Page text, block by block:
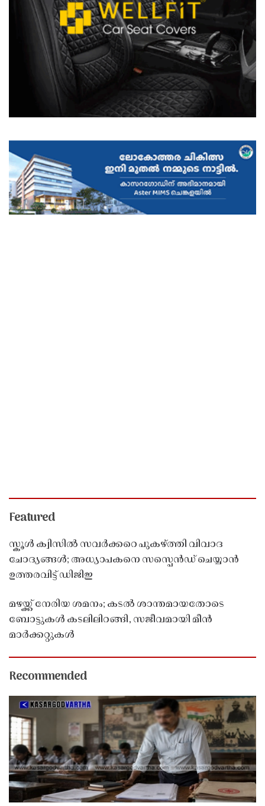
Featured
സ്കൂൾ ക്വിസിൽ സവർക്കറെ പുകഴ്ത്തി വിവാദ
ചോദ്യങ്ങൾ; അധ്യാപകനെ സസ്പെൻഡ് ചെയ്യാൻ
ഉത്തരവിട്ട് ഡിജിഇ
മഴയ്ക്ക് നേരിയ ശമനം; കടൽ ശാന്തമായതോടെ
ബോട്ടുകൾ കടലിലിറങ്ങി, സജീവമായി മീൻ
മാർക്കറ്റുകൾ
Recommended